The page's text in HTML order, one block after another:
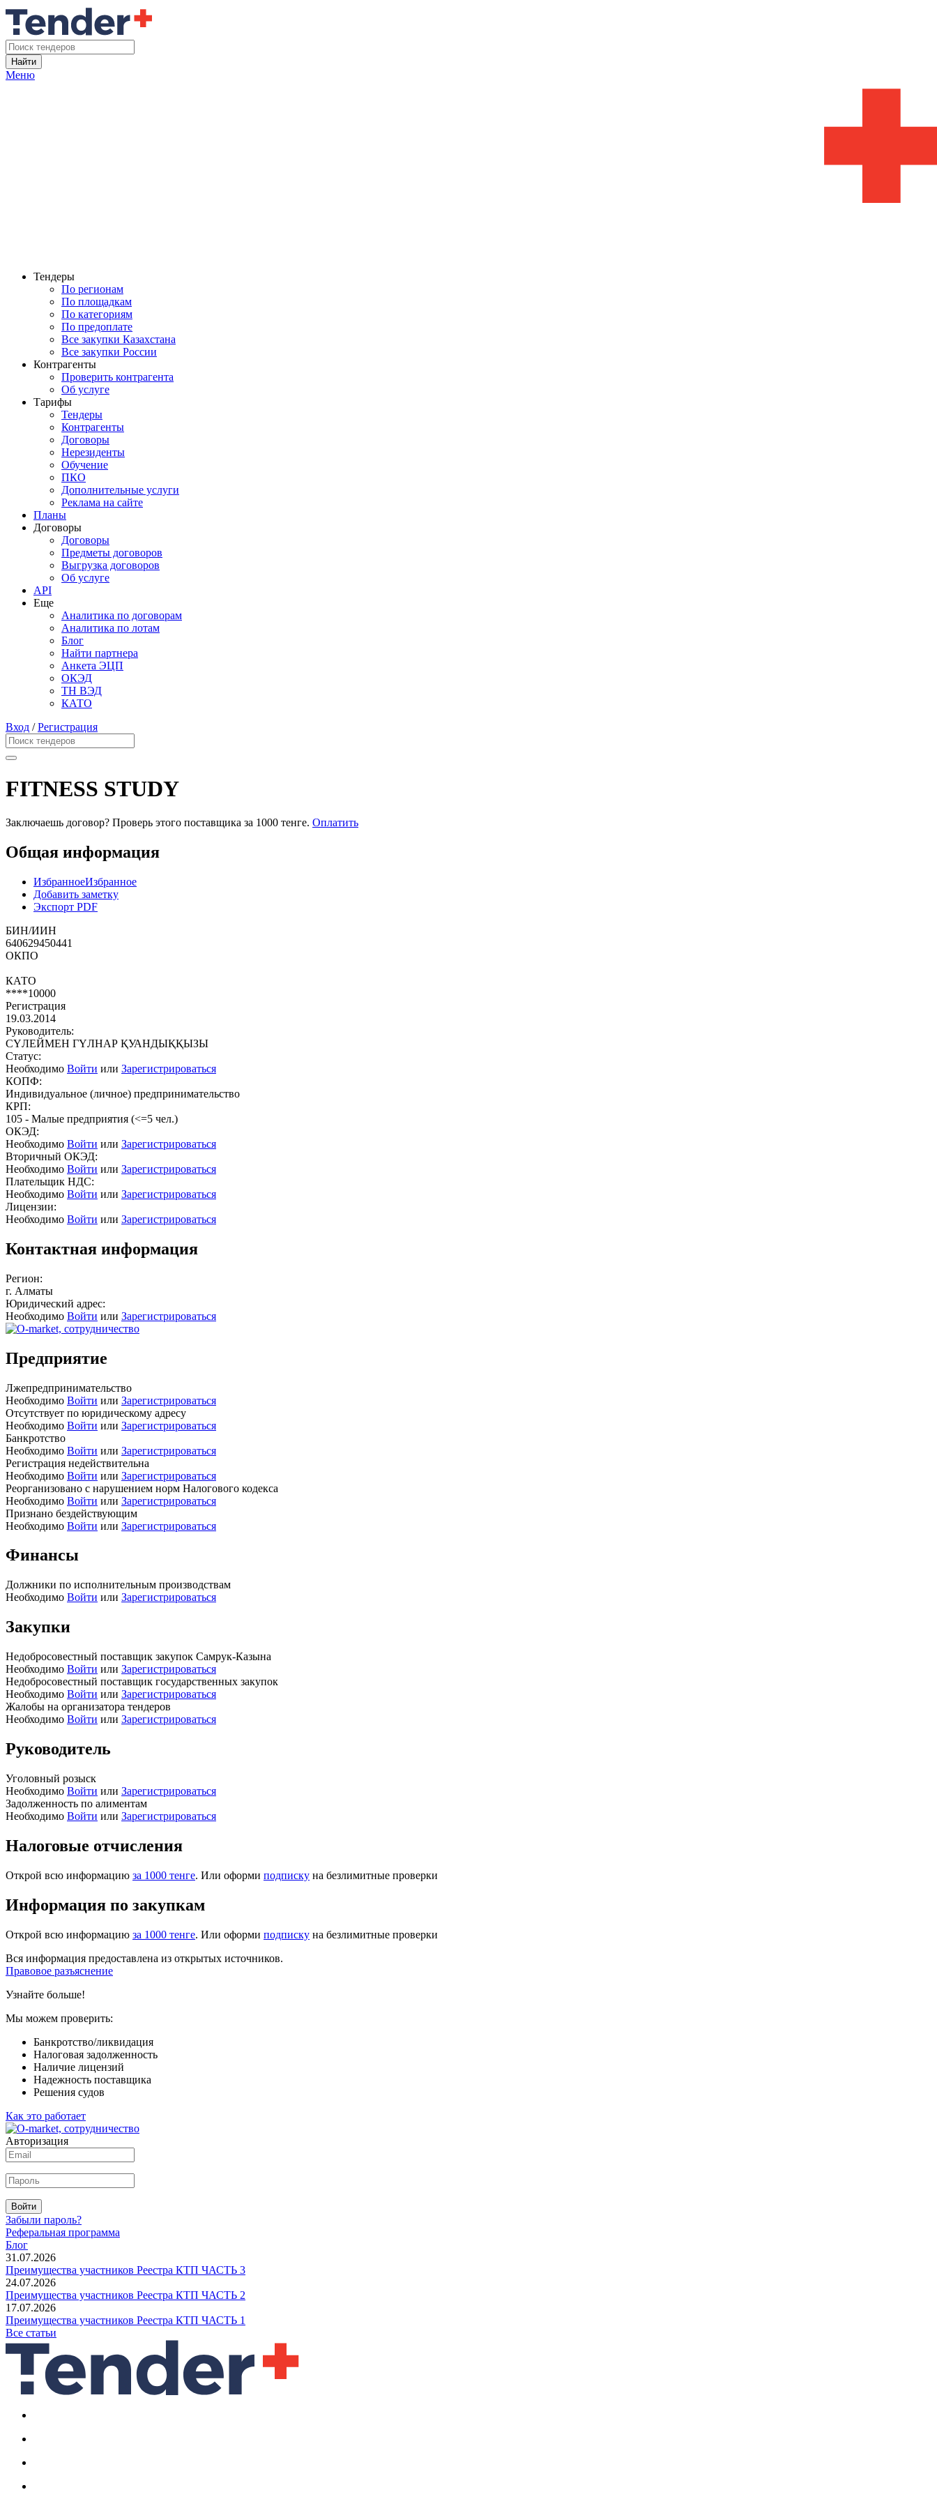
Найти
Меню
Тендеры
По регионам
По площадкам
По категориям
По предоплате
Все закупки Казахстана
Все закупки России
Контрагенты
Проверить контрагента
Об услуге
Тарифы
Тендеры
Контрагенты
Договоры
Нерезиденты
Обучение
ПКО
Дополнительные услуги
Реклама на сайте
Планы
Договоры
Договоры
Предметы договоров
Выгрузка договоров
Об услуге
API
Еще
Аналитика по договорам
Аналитика по лотам
Блог
Найти партнера
Анкета ЭЦП
ОКЭД
ТН ВЭД
КАТО
Вход /Регистрация
FITNESS STUDY
Заключаешь договор? Проверь этого поставщика за 1000 тенге. Оплатить
Общая информация
ИзбранноеИзбранное
Добавить заметку
Экспорт PDF
БИН/ИИН
640629450441
ОКПО
КАТО
****10000
Регистрация
19.03.2014
Руководитель:
СҮЛЕЙМЕН ГҮЛНАР ҚУАНДЫҚҚЫЗЫ
Статус:
Необходимо Войти или Зарегистрироваться
КОПФ:
Индивидуальное (личное) предпринимательство
КРП:
105 - Малые предприятия (<=5 чел.)
ОКЭД:
Необходимо Войти или Зарегистрироваться
Вторичный ОКЭД:
Необходимо Войти или Зарегистрироваться
Плательщик НДС:
Необходимо Войти или Зарегистрироваться
Лицензии:
Необходимо Войти или Зарегистрироваться
Контактная информация
Регион:
г. Алматы
Юридический адрес:
Необходимо Войти или Зарегистрироваться
Предприятие
Лжепредпринимательство
Необходимо Войти или Зарегистрироваться
Отсутствует по юридическому адресу
Необходимо Войти или Зарегистрироваться
Банкротство
Необходимо Войти или Зарегистрироваться
Регистрация недействительна
Необходимо Войти или Зарегистрироваться
Реорганизовано с нарушением норм Налогового кодекса
Необходимо Войти или Зарегистрироваться
Признано бездействующим
Необходимо Войти или Зарегистрироваться
Финансы
Должники по исполнительным производствам
Необходимо Войти или Зарегистрироваться
Закупки
Недобросовестный поставщик закупок Самрук-Казына
Необходимо Войти или Зарегистрироваться
Недобросовестный поставщик государственных закупок
Необходимо Войти или Зарегистрироваться
Жалобы на организатора тендеров
Необходимо Войти или Зарегистрироваться
Руководитель
Уголовный розыск
Необходимо Войти или Зарегистрироваться
Задолженность по алиментам
Необходимо Войти или Зарегистрироваться
Налоговые отчисления
Открой всю информацию за 1000 тенге. Или оформи подписку на безлимитные проверки
Информация по закупкам
Открой всю информацию за 1000 тенге. Или оформи подписку на безлимитные проверки
Вся информация предоставлена из открытых источников.
Правовое разъяснение
Узнайте больше!
Мы можем проверить:
Банкротство/ликвидация
Налоговая задолженность
Наличие лицензий
Надежность поставщика
Решения судов
Как это работает
Авторизация
Войти
Забыли пароль?
Реферальная программа
Блог
31.07.2026
Преимущества участников Реестра КТП ЧАСТЬ 3
24.07.2026
Преимущества участников Реестра КТП ЧАСТЬ 2
17.07.2026
Преимущества участников Реестра КТП ЧАСТЬ 1
Все статьи